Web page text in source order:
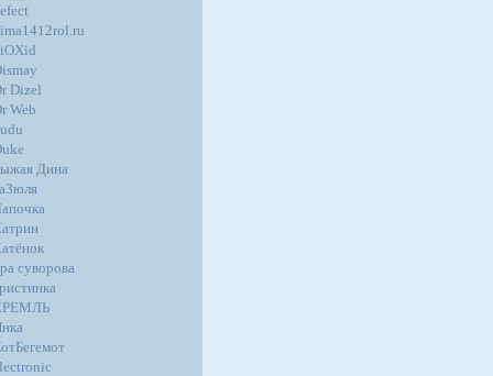
Dizel
Web
Дина
суворова